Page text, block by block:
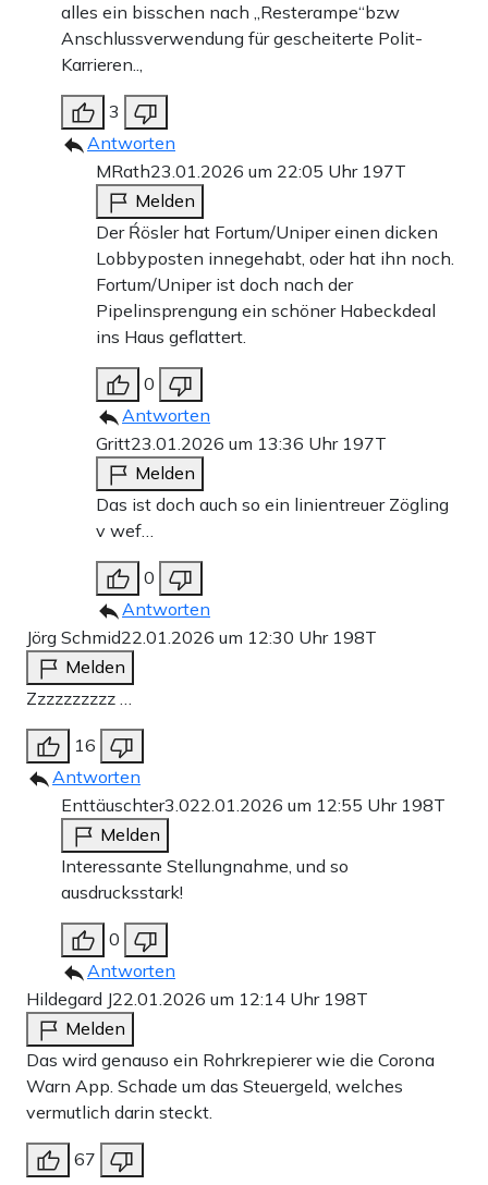
alles ein bisschen nach „Resterampe“bzw
Anschlussverwendung für gescheiterte Polit-
Karrieren..,
3
Antworten
MRath23.01.2026 um 22:05 Uhr 197T
Melden
Der Ŕösler hat Fortum/Uniper einen dicken
Lobbyposten innegehabt, oder hat ihn noch.
Fortum/Uniper ist doch nach der
Pipelinsprengung ein schöner Habeckdeal
ins Haus geflattert.
0
Antworten
Gritt23.01.2026 um 13:36 Uhr 197T
Melden
Das ist doch auch so ein linientreuer Zögling
v wef…
0
Antworten
Jörg Schmid22.01.2026 um 12:30 Uhr 198T
Melden
Zzzzzzzzzz …
16
Antworten
Enttäuschter3.022.01.2026 um 12:55 Uhr 198T
Melden
Interessante Stellungnahme, und so
ausdrucksstark!
0
Antworten
Hildegard J22.01.2026 um 12:14 Uhr 198T
Melden
Das wird genauso ein Rohrkrepierer wie die Corona
Warn App. Schade um das Steuergeld, welches
vermutlich darin steckt.
67